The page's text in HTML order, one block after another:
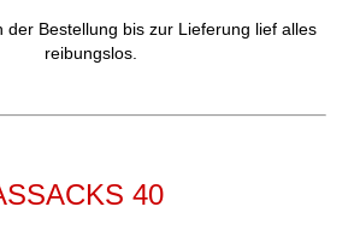
der Bestellung bis zur Lieferung lief alles
reibungslos.
40